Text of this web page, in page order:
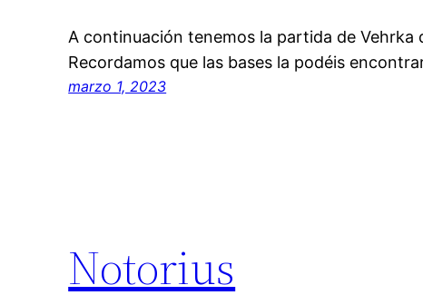
A continuación tenemos la partida de Vehrka
Recordamos que las bases la podéis
marzo 1, 2023
Notorius